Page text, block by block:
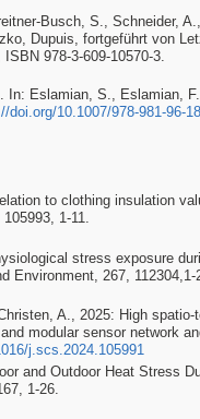
Busch, S., Schneider,
Dupuis, fortgeführt von
978-3-609-10570-3.
In: Eslamian, S., Eslamian,
doi.org/10.1007/978-981-96-
to clothing insulation
1-11.
stress exposure
267, 112304,1-
A., 2025: High spatio-
modular sensor network
j.scs.2024.105991
and Outdoor Heat Stress
1-26.